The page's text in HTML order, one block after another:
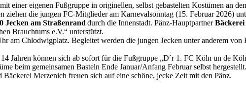
einer eigenen Fußgruppe in originellen, selbst gebastelten Kostümen an den
ziehen die jungen FC-Mitglieder am Karnevalsonntag (15. Februar 2026)
Jecken am Straßenrand durch die Innenstadt. Pänz-Hauptpartner
Brauchtums e.V.“ unterstützt.
am Chlodwigplatz. Begleitet werden die jungen Jecken unter anderem
Jahren können sich ab sofort für die Fußgruppe „D´r 1. FC Köln un de
beim gemeinsamen Basteln Ende Januar/Anfang Februar selbst
Merzenich freuen sich auf eine schöne, jecke Zeit mit den Pänz.